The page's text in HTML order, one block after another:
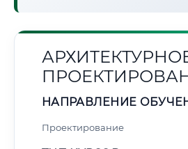
НАПРАВЛЕНИЕ
Проектирование